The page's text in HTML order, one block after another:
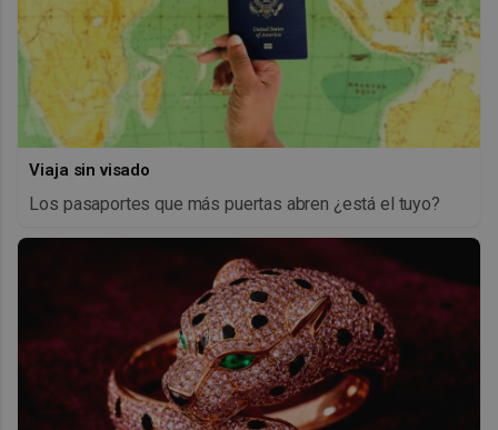
Viaja sin visado
Los pasaportes que más puertas abren ¿está el tuyo?